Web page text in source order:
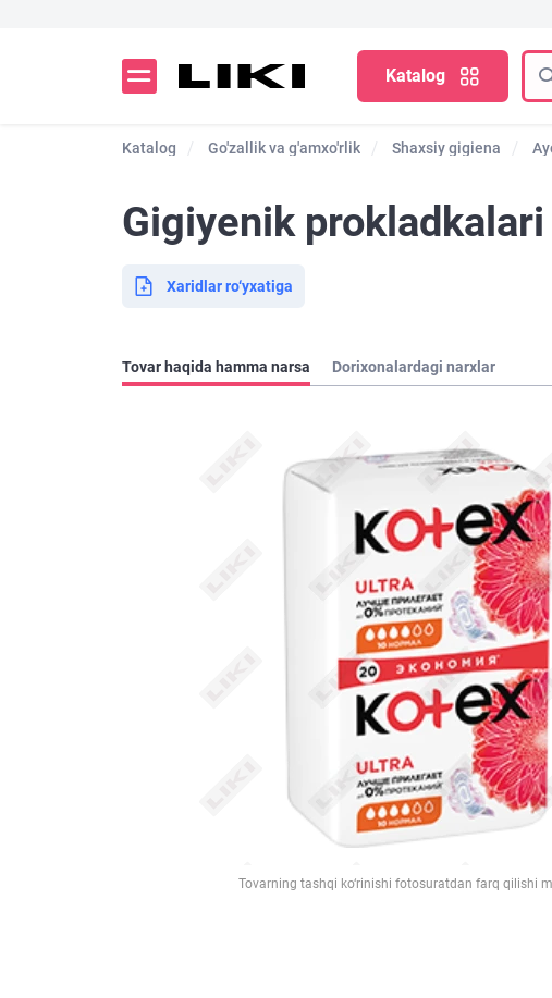
Katalog
Katalog Go'zallik va g'amxo'rlik Shaxsiy gigiena
Gigiyenik
Xaridlar ro‘yxatiga
Tovar haqida hamma narsa Dorixonalardagi narxlar
Tovarning tashqi ko‘rinishi fotosuratdan farq qilishi